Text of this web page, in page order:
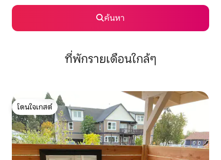
ค้นหา
ที่พักรายเดือนใกล้ๆ
โดนใจเกสต์
โดนใจเกสต์